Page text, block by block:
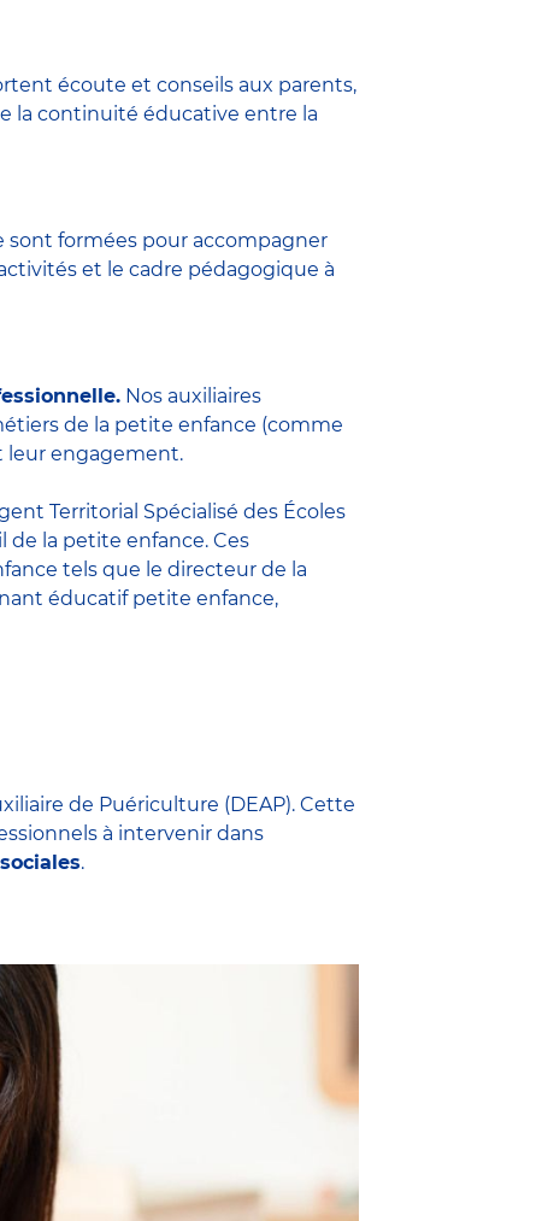
écoute et conseils aux parents,
la continuité éducative entre la
sont formées pour accompagner
et le cadre pédagogique à
Nos auxiliaires
de la petite enfance (comme
leur engagement.
Territorial Spécialisé des Écoles
de la petite enfance. Ces
tels que le directeur de la
éducatif petite enfance,
de Puériculture (DEAP). Cette
à intervenir dans
.